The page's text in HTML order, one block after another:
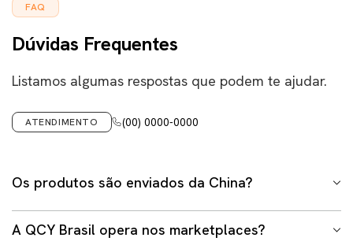
FAQ
Dúvidas Frequentes
Listamos algumas respostas que podem te ajudar.
ATENDIMENTO (00) 0000-0000
Os produtos são enviados da China?
internacional em nosso site ou demais lojas oficiais
A QCY Brasil opera nos marketplaces?